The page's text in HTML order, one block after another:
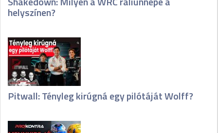
helyszínen?
Pitwall: Tényleg kirúgná egy pilótáját Wolff?